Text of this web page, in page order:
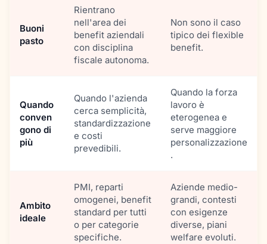
Buoni
pasto
Rientrano
nell'area dei
benefit aziendali
con disciplina
fiscale autonoma.
Non sono il caso
tipico dei flexible
benefit.
Quando
conven
gono di
più
Quando l'azienda
cerca semplicità,
standardizzazione
e costi
prevedibili.
Quando la forza
lavoro è
eterogenea e
serve maggiore
personalizzazione
.
Ambito
ideale
PMI, reparti
omogenei, benefit
standard per tutti
o per categorie
specifiche.
Aziende medio-
grandi, contesti
con esigenze
diverse, piani
welfare evoluti.